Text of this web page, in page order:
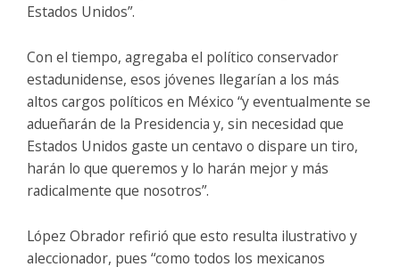
Estados Unidos”.
Con el tiempo, agregaba el político conservador
estadunidense, esos jóvenes llegarían a los más
altos cargos políticos en México “y eventualmente se
adueñarán de la Presidencia y, sin necesidad que
Estados Unidos gaste un centavo o dispare un tiro,
harán lo que queremos y lo harán mejor y más
radicalmente que nosotros”.
López Obrador refirió que esto resulta ilustrativo y
aleccionador, pues “como todos los mexicanos